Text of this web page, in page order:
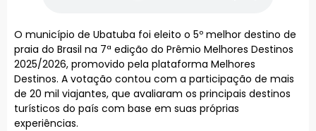
O município de Ubatuba foi eleito o 5º melhor destino de
praia do Brasil na 7ª edição do Prêmio Melhores Destinos
2025/2026, promovido pela plataforma Melhores
Destinos. A votação contou com a participação de mais
de 20 mil viajantes, que avaliaram os principais destinos
turísticos do país com base em suas próprias
experiências.